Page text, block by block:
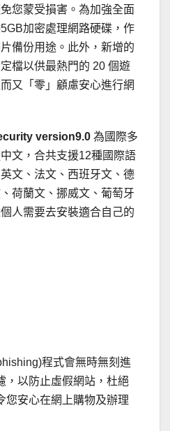
您蒙受損害。為加強全面
加密處理網路硬碟，作
備份用途。此外，新增的
檔以供最熱門的 20 個遊
又「零」顧慮安心進行網
version9.0 為國際多
文，合共支援12種國際語
文、法文、西班牙文、德
荷蘭文、挪威文、葡萄牙
人需要去安裝適合自己的
程式會無時無刻進
，以防止虛假網站，杜絕
您安心在網上購物及辦理